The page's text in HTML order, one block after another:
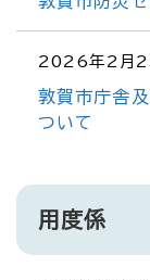
2026年2月
敦賀市庁舎
ついて
用度係